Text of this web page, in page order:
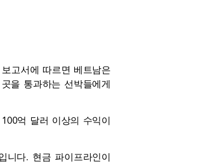
고서에 따르면 베트남은
을 통과하는 선박들에게
억 달러 이상의 수익이
다. 현금 파이프라인이